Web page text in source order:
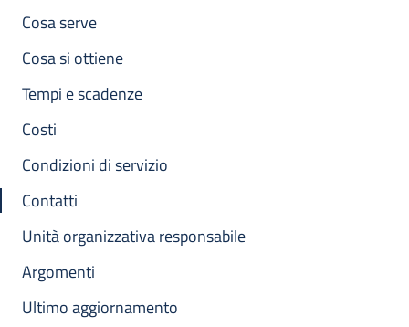
Cosa serve
Cosa si ottiene
Tempi e scadenze
Costi
Condizioni di servizio
Contatti
Unità organizzativa responsabile
Argomenti
Ultimo aggiornamento